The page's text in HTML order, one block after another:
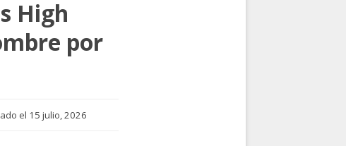
High
por
el 15 julio, 2026